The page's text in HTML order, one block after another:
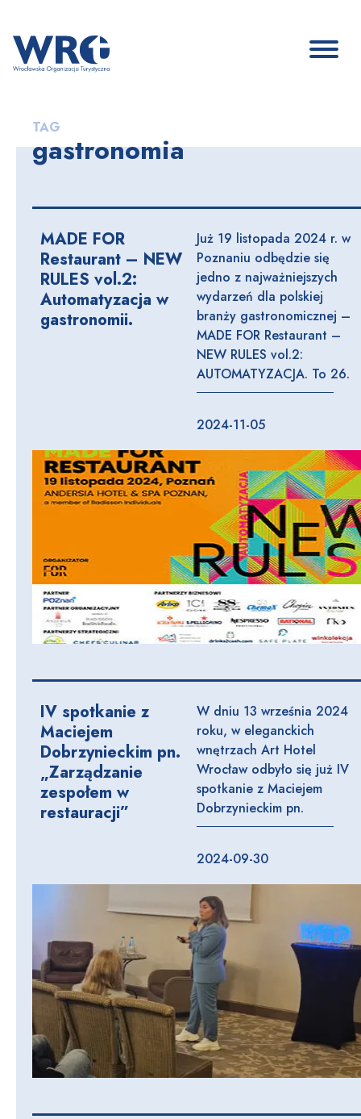
TAG
gastronomia
MADE FOR
Restaurant – NEW
RULES vol.2:
Automatyzacja w
gastronomii.
Już 19 listopada 2024 r. w
Poznaniu odbędzie się
jedno z najważniejszych
wydarzeń dla polskiej
branży gastronomicznej –
MADE FOR Restaurant –
NEW RULES vol.2:
AUTOMATYZACJA. To 26.
2024-11-05
IV spotkanie z
Maciejem
Dobrzynieckim pn.
„Zarządzanie
zespołem w
restauracji”
W dniu 13 września 2024
roku, w eleganckich
wnętrzach Art Hotel
Wrocław odbyło się już IV
spotkanie z Maciejem
Dobrzynieckim pn.
2024-09-30